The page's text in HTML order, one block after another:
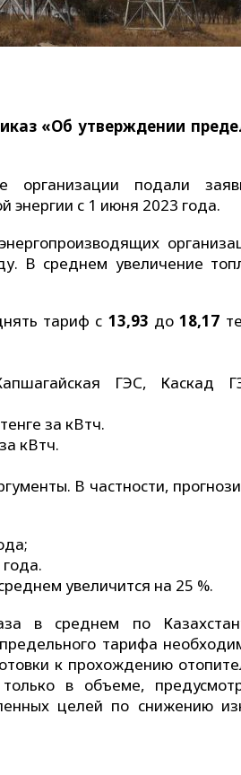
«Об утверждении
организации подали
энергии с 1 июня 2023 года.
В среднем увеличение
тариф с 13,93 до18,17
ГЭС, Каскад
тенге за кВтч.
кВтч.
В частности,
увеличится на 25 %.
в среднем по
тарифа
к прохождению
в объеме,
целей по снижению